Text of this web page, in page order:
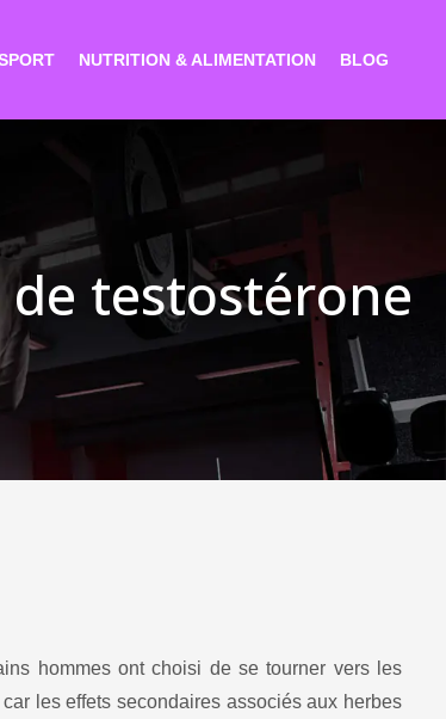
NUTRITION & ALIMENTATION BLOG
testostérone
hommes ont choisi de se tourner vers les
les effets secondaires associés aux herbes